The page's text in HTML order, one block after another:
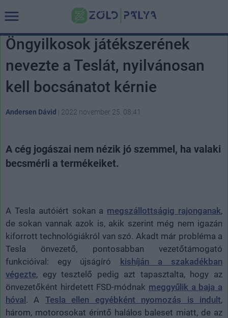
Öngyilkosok játékszerének
nevezte a Teslát, nyilvánosan
kell bocsánatot kérnie
Andersen Dávid | 2022 november 25. 08:41
A cég jogászai nem nézik jó szemmel, ha valaki
becsmérli a termékeiket.
A Tesla autóiért sokan a megszállottságig rajonganak,
de sokan vannak azok is, akik szerint még nem igazán
kiforrott technológiákról van szó. Akadt már probléma a
Tesla önvezető, pontosabban vezetőtámogató
funkcióival: egy újságíró
kishíján a szakadékban
végezte, egy tesztelő pedig azt tapasztalta, hogy az
önvezetőként hirdetett FSD-módnak meggyűlik a baja a
hóval . A Tesla ellen egyébként nyomozás is indult,
három, motorosokat érintő halálos baleset miatt, de az